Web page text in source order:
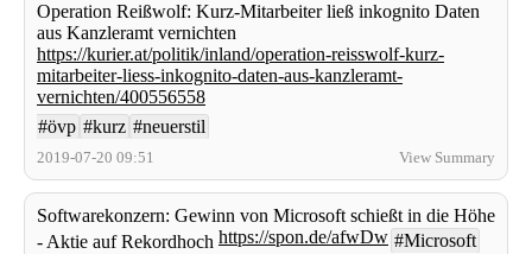
Operation Reißwolf: Kurz-Mitarbeiter ließ inkognito Daten
aus Kanzleramt vernichten
https://kurier.at/politik/inland/operation-reisswolf-kurz-
mitarbeiter-liess-inkognito-daten-aus-kanzleramt-
vernichten/400556558
#övp #kurz #neuerstil
2019-07-20 09:51 View Summary
Softwarekonzern: Gewinn von Microsoft schießt in die Höhe
- Aktie auf Rekordhoch https://spon.de/afwDw #Microsoft